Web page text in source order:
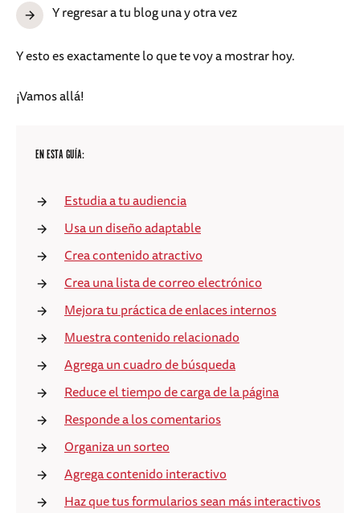
Y regresar a tu blog una y otra vez
Y esto es exactamente lo que te voy a mostrar hoy.
¡Vamos allá!
EN ESTA GUÍA:
Estudia a tu audiencia
Usa un diseño adaptable
Crea contenido atractivo
Crea una lista de correo electrónico
Mejora tu práctica de enlaces internos
Muestra contenido relacionado
Agrega un cuadro de búsqueda
Reduce el tiempo de carga de la página
Responde a los comentarios
Organiza un sorteo
Agrega contenido interactivo
Haz que tus formularios sean más interactivos